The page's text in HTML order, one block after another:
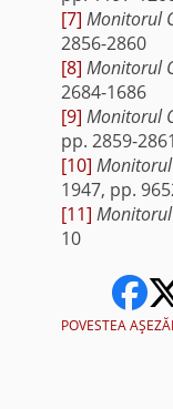
[7] Monitorul
2856-2860
[8] Monitorul
2684-1686
[9] Monitorul
pp. 2859-2861
[10]
1947, pp.
[11]
10
POVESTEA